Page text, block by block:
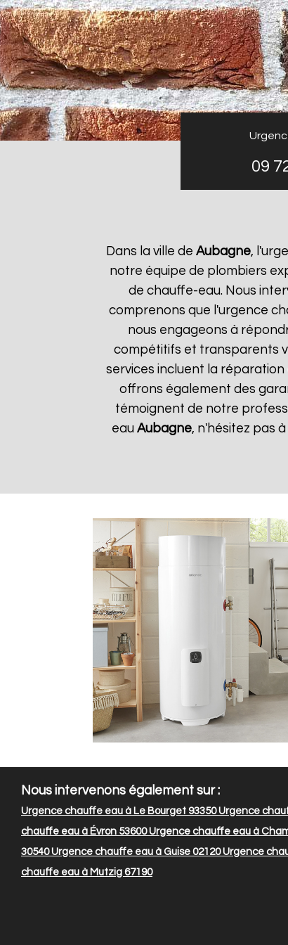
09
Dans la ville de Aubagne,
notre équipe de plombiers
de chauffe-eau. Nous
comprenons que l'urgence
nous engageons à
compétitifs et transparents
services incluent la
offrons également des
témoignent de notre
eau Aubagne, n'hésitez pas
Nous intervenons également sur :
Urgence chauffe eau à Le Bourget 93350Urgence
chauffe eau à Évron 53600Urgence chauffe eau à
30540Urgence chauffe eau à Guise 02120Urgence
chauffe eau à Mutzig 67190